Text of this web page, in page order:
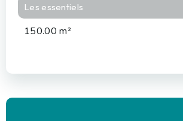
Les essentiels
150.00 m²